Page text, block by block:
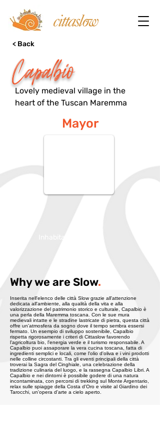
Capalbio
< Back
Lovely medieval village in the
heart of the Tuscan Maremma
Mayor
Why we are Slow.
Inserita nell'elenco delle città Slow grazie all'attenzione
dedicata all'ambiente, alla qualità della vita e alla
valorizzazione del patrimonio storico e culturale, Capalbio è
una perla della Maremma toscana. Con le sue mura
medievali intatte e le stradine lastricate di pietra, questa città
offre un'atmosfera da sogno dove il tempo sembra essersi
fermato. Un esempio di sviluppo sostenibile, Capalbio
rispetta rigorosamente i criteri di Cittaslow favorendo
l'agricoltura bio, l'energia verde e il turismo responsabile. A
Capalbio puoi assaporare la vera cucina toscana, fatta di
ingredienti semplici e locali, come l'olio d'oliva e i vini prodotti
nelle colline circostanti. Tra gli eventi principali della città
troverai la Sagra del Cinghiale, una celebrazione della
tradizione culinaria del luogo, e la rassegna Capalbio Libri. A
Capalbio e nei dintorni è possibile godere di una natura
incontaminata, con percorsi di trekking sul Monte Argentario,
relax sulle spiagge della Costa d'Oro e visite al Giardino dei
Tarocchi, un'opera d'arte a cielo aperto.